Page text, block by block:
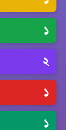
১
২
১
১